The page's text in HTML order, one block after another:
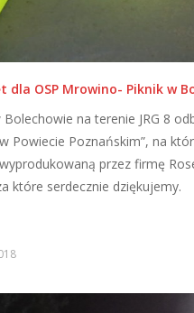
dla OSP Mrowino- Piknik w
Bolechowie na terenie JRG 8
Powiecie Poznańskim”, na
przez firmę
które serdecznie dziękujemy.